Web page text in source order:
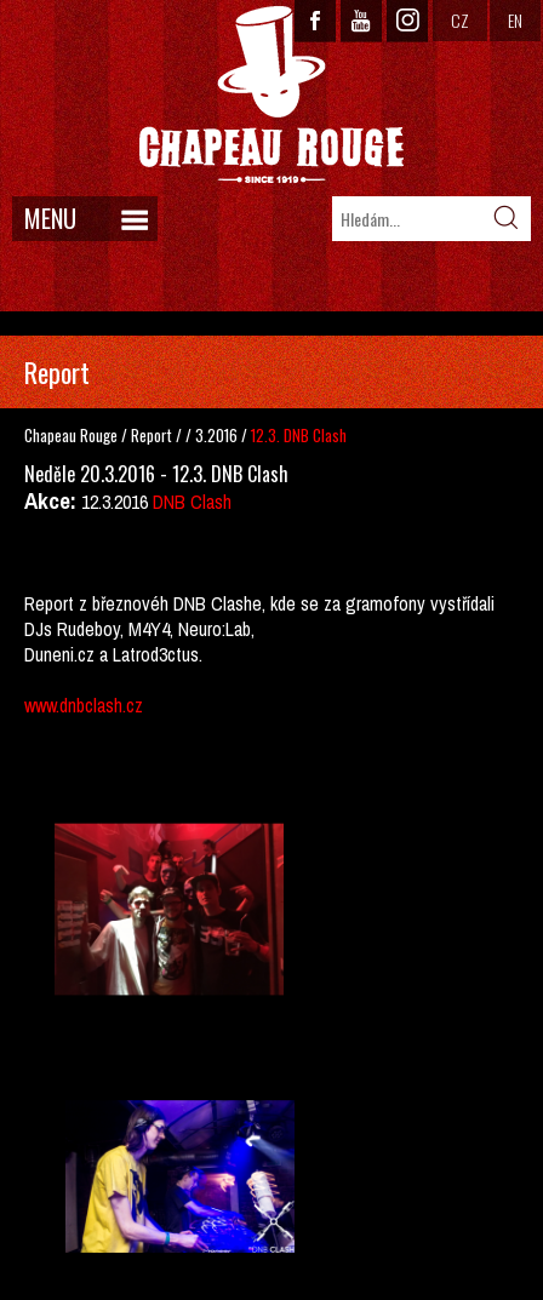
CZ EN
MENU
Report
Chapeau Rouge /Report//3.2016 /12.3. DNB Clash
Neděle 20.3.2016 - 12.3. DNB Clash
Akce: 12.3.2016DNB Clash
Report z březnovéh DNB Clashe, kde se za gramofony vystřídali
DJs Rudeboy, M4Y4, Neuro:Lab,
Duneni.cz a Latrod3ctus.
www.dnbclash.cz